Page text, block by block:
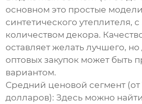
основном это простые
синтетического утеплителя,
количеством декора.
оставляет желать лучшего,
оптовых закупок может быть
вариантом.
Средний ценовой сегмент (от
долларов): Здесь можно